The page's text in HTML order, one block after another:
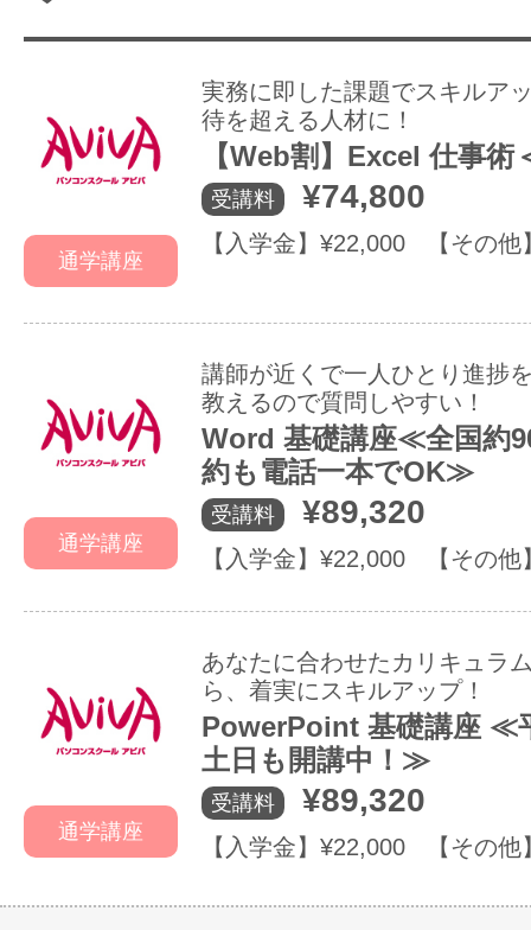
通学講座
実務に即した課題でスキルア
待を超える人材に！
【Web割】Excel 仕事術
受講料 ¥74,800
【入学金】¥22,000 【その他
通学講座
講師が近くで一人ひとり進捗
教えるので質問しやすい！
Word 基礎講座≪全国約
約も電話一本でOK≫
受講料 ¥89,320
【入学金】¥22,000 【その他
通学講座
あなたに合わせたカリキュラ
ら、着実にスキルアップ！
PowerPoint 基礎講座 ≪
土日も開講中！≫
受講料 ¥89,320
【入学金】¥22,000 【その他